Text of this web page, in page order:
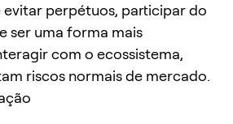
perpétuos, participar do
ser uma forma mais
com o ecossistema,
riscos normais de mercado.